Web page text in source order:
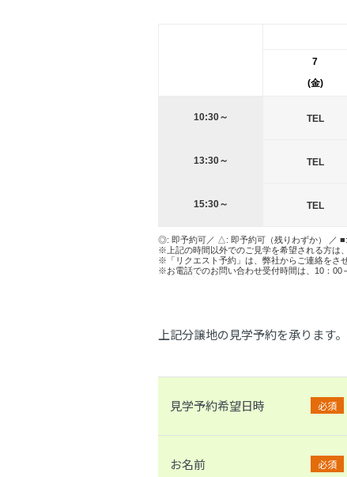
7
(金)
10:30～ TEL
13:30～ TEL
15:30～ TEL
◎: 即予約可／ △: 即予約可（残りわずか） ／
※上記の時間以外でのご見学を希望される方は
※「リクエスト予約」は、弊社からご連絡をさ
※お電話でのお問い合わせ受付時間は、10：00
上記分譲地の見学予約を承ります。
見学予約希望日時 必須
お名前 必須